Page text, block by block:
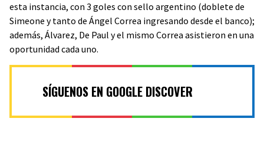
esta instancia, con 3 goles con sello argentino (doblete de
Simeone y tanto de Ángel Correa ingresando desde el banco);
además, Álvarez, De Paul y el mismo Correa asistieron en una
oportunidad cada uno.
SÍGUENOS EN GOOGLE DISCOVER